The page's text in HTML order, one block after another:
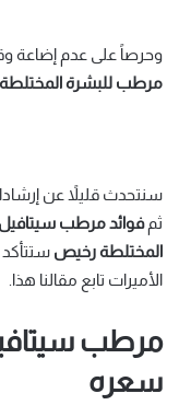
وحرصاً على عدم إضاعة
مرطب للبشرة
سنتحدث قليلاً عن
ثمفوائد مرطب
المختلطة رخيص
الأميرات تابع مقالنا هذا.
مرطب
سعره